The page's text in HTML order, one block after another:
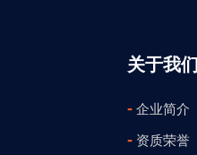
关于我们
-企业简介
-资质荣誉